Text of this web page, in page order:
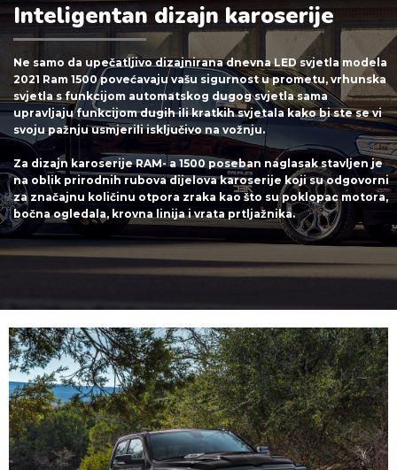
Inteligentan dizajn karoserije
Ne samo da upečatljivo dizajnirana dnevna LED svjetla modela
2021 Ram 1500 povećavaju vašu sigurnost u prometu, vrhunska
svjetla s funkcijom automatskog dugog svjetla sama
upravljaju funkcijom dugih ili kratkih svjetala kako bi ste se vi
svoju pažnju usmjerili isključivo na vožnju.
Za dizajn karoserije RAM- a 1500 poseban naglasak stavljen je
na oblik prirodnih rubova dijelova karoserije koji su odgovorni
za značajnu količinu otpora zraka kao što su poklopac motora,
bočna ogledala, krovna linija i vrata prtljažnika.